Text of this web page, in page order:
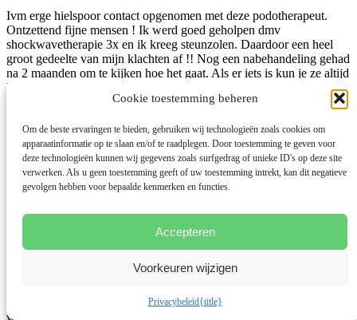
Cookie toestemming beheren
Om de beste ervaringen te bieden, gebruiken wij technologieën zoals cookies om
apparaatinformatie op te slaan en/of te raadplegen. Door toestemming te geven voor
deze technologieën kunnen wij gegevens zoals surfgedrag of unieke ID's op deze site
verwerken. Als u geen toestemming geeft of uw toestemming intrekt, kan dit negatieve
gevolgen hebben voor bepaalde kenmerken en functies.
Accepteren
Voorkeuren wijzigen
Privacybeleid{title}
Ivm erge hielspoor contact opgenomen met deze podotherapeut.
Ontzettend fijne mensen ! Ik werd goed geholpen dmv
shockwavetherapie 3x en ik kreeg steunzolen. Daardoor een heel
groot gedeelte van mijn klachten af !! Nog een nabehandeling gehad
na 2 maanden om te kijken hoe het gaat. Als er iets is kun je ze altijd
bellen en je kunt dan snel langs komen. Erg fijn !!!
Lees
Mirjam Klein Rot
nieuwe steunzolen van Sengers was de pijn binnen een paar weken
weg. Helemaal top !